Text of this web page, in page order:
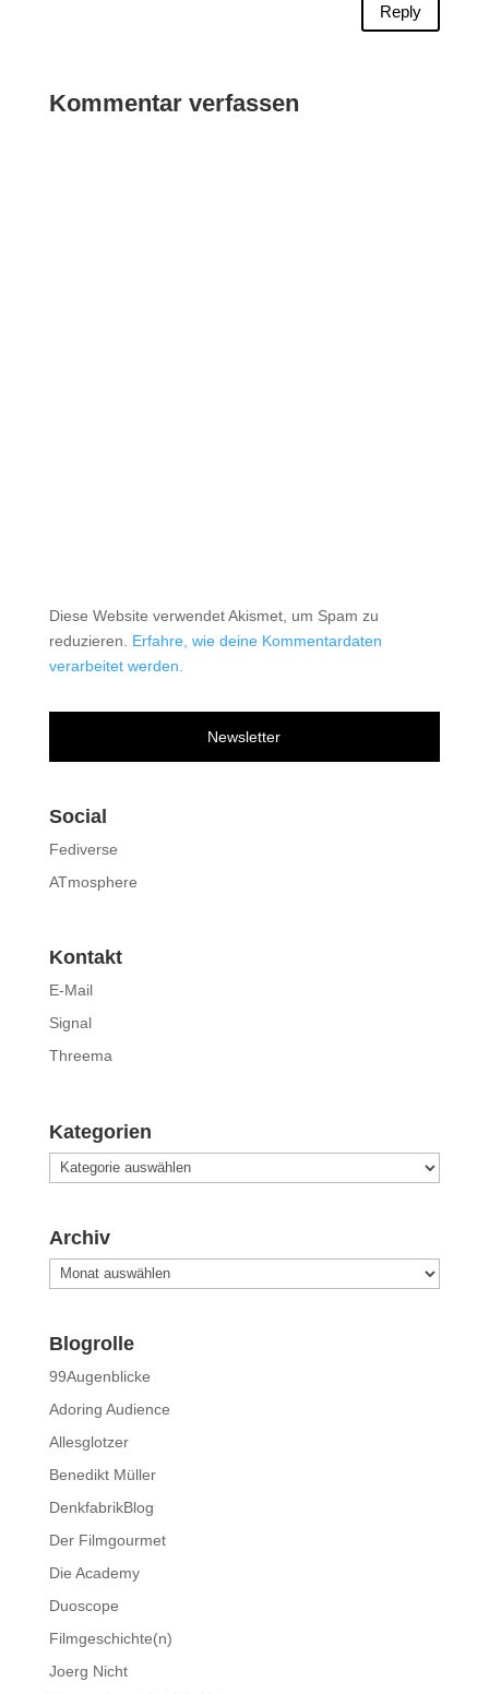
Reply
Kommentar verfassen
Diese Website verwendet Akismet, um Spam zu
reduzieren. Erfahre, wie deine Kommentardaten
verarbeitet werden.
Newsletter
Social
Fediverse
ATmosphere
Kontakt
E-Mail
Signal
Threema
Kategorien
Kategorien
Archiv
Archiv
Blogrolle
99Augenblicke
Adoring Audience
Allesglotzer
Benedikt Müller
DenkfabrikBlog
Der Filmgourmet
Die Academy
Duoscope
Filmgeschichte(n)
Joerg Nicht